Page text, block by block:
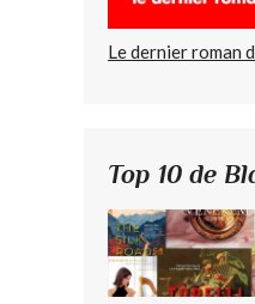
Le dernier roman
Top 10 de